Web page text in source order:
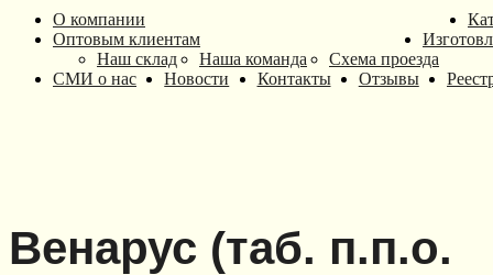
О компании
Оптовым клиентам
Наш склад
Наша команда Схема проезда
СМИ о нас Новости Контакты Отзывы
Венарус (таб. п.п.о.